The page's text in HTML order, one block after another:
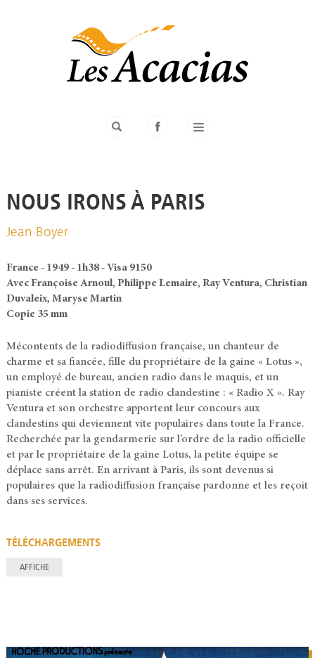
NOUS IRONS À PARIS
Jean Boyer
France - 1949 - 1h38 - Visa 9150
Avec Françoise Arnoul, Philippe Lemaire, Ray Ventura, Christian
Duvaleix, Maryse Martin
Copie 35 mm
Mécontents de la radiodiffusion française, un chanteur de
charme et sa fiancée, fille du propriétaire de la gaine « Lotus »,
un employé de bureau, ancien radio dans le maquis, et un
pianiste créent la station de radio clandestine : « Radio X ». Ray
Ventura et son orchestre apportent leur concours aux
clandestins qui deviennent vite populaires dans toute la France.
Recherchée par la gendarmerie sur l’ordre de la radio officielle
et par le propriétaire de la gaine Lotus, la petite équipe se
déplace sans arrêt. En arrivant à Paris, ils sont devenus si
populaires que la radiodiffusion française pardonne et les reçoit
dans ses services.
TÉLÉCHARGEMENTS
AFFICHE